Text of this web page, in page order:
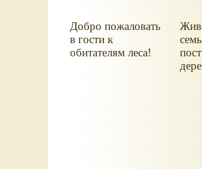
Добро пожаловать
в гости к
обитателям леса!